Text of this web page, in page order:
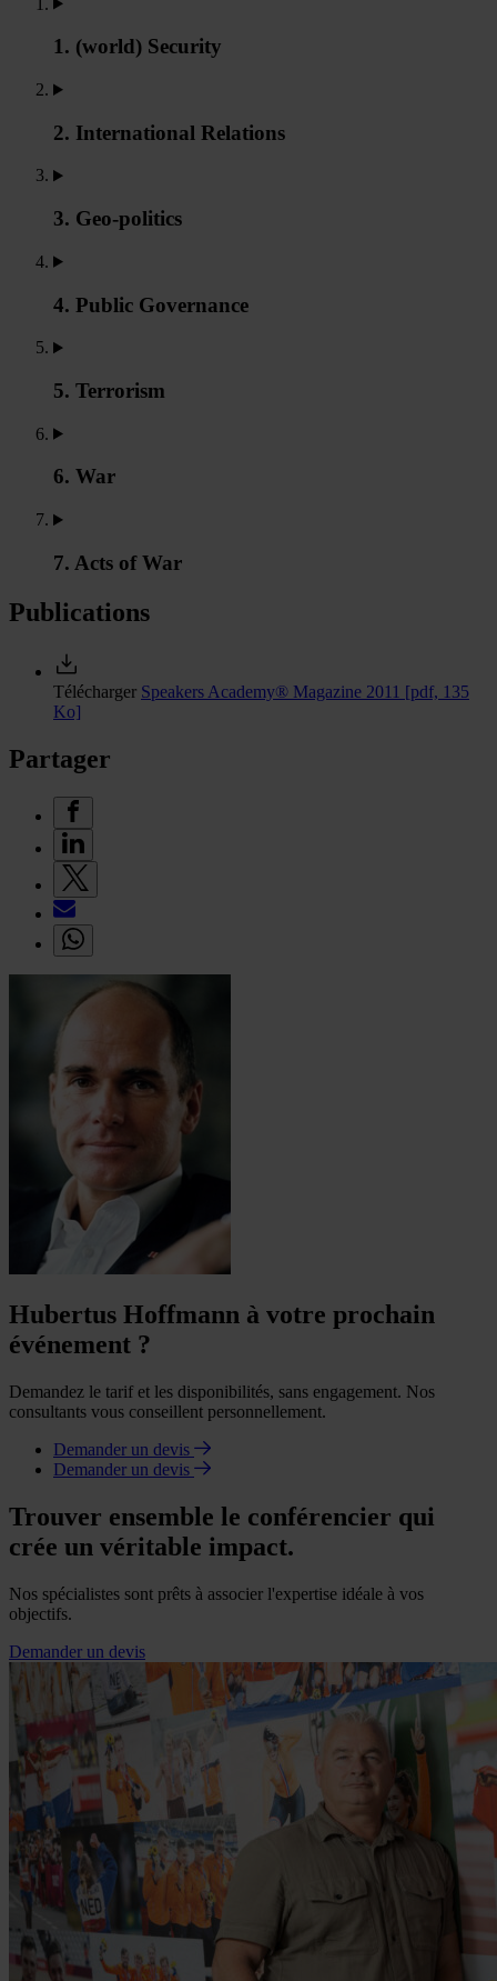
1. (world) Security
2. International Relations
3. Geo-politics
4. Public Governance
5. Terrorism
6. War
7. Acts of War
Publications
Télécharger Speakers Academy® Magazine 2011 [pdf, 135
Ko]
Partager
Hubertus Hoffmann à votre prochain
événement ?
Demandez le tarif et les disponibilités, sans engagement. Nos
consultants vous conseillent personnellement.
Demander un devis
Demander un devis
Trouver ensemble le conférencier qui
crée un véritable impact.
Nos spécialistes sont prêts à associer l'expertise idéale à vos
objectifs.
Demander un devis